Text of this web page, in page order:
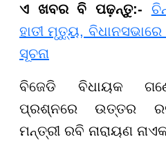
ଏ ଖବର ବି ପଢ଼ନ୍ତୁ:-
ହାତୀ ମୃତ୍ୟୁ,
ସୂଚନା
ବିଜେଡି ବିଧାୟକ
ପ୍ରଶ୍ନରେ ଉତ୍ତର
ମନ୍ତ୍ରୀ ରବି ନାରାୟଣ